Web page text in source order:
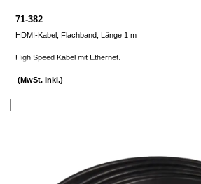
71-382
HDMI-Kabel, Flachband, Länge 1 m
High Speed Kabel mit Ethernet.
(MwSt. Inkl.)